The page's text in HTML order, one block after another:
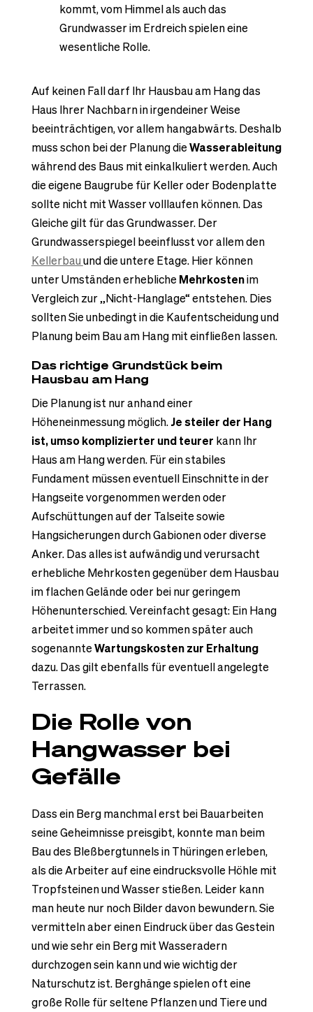
kommt, vom Himmel als auch das
Grundwasser im Erdreich spielen eine
wesentliche Rolle.
Auf keinen Fall darf Ihr Hausbau am Hang das
Haus Ihrer Nachbarn in irgendeiner Weise
beeinträchtigen, vor allem hangabwärts. Deshalb
muss schon bei der Planung dieWasserableitung
während des Baus mit einkalkuliert werden. Auch
die eigene Baugrube für Keller oder Bodenplatte
sollte nicht mit Wasser volllaufen können. Das
Gleiche gilt für das Grundwasser. Der
Grundwasserspiegel beeinflusst vor allem den
Kellerbauund die untere Etage. Hier können
unter Umständen erhebliche Mehrkostenim
Vergleich zur „Nicht-Hanglage“ entstehen. Dies
sollten Sie unbedingt in die Kaufentscheidung und
Planung beim Bau am Hang mit einfließen lassen.
Das richtige Grundstück beim
Hausbau am Hang
Die Planung ist nur anhand einer
Höheneinmessung möglich.Je steiler der Hang
ist, umso komplizierter und teurer kann Ihr
Haus am Hang werden. Für ein stabiles
Fundament müssen eventuell Einschnitte in der
Hangseite vorgenommen werden oder
Aufschüttungen auf der Talseite sowie
Hangsicherungen durch Gabionen oder diverse
Anker. Das alles ist aufwändig und verursacht
erhebliche Mehrkosten gegenüber dem Hausbau
im flachen Gelände oder bei nur geringem
Höhenunterschied. Vereinfacht gesagt: Ein Hang
arbeitet immer und so kommen später auch
sogenannteWartungskosten zur Erhaltung
dazu. Das gilt ebenfalls für eventuell angelegte
Terrassen.
Die Rolle von
Hangwasser bei
Gefälle
Dass ein Berg manchmal erst bei Bauarbeiten
seine Geheimnisse preisgibt, konnte man beim
Bau des Bleßbergtunnels in Thüringen erleben,
als die Arbeiter auf eine eindrucksvolle Höhle mit
Tropfsteinen und Wasser stießen. Leider kann
man heute nur noch Bilder davon bewundern. Sie
vermitteln aber einen Eindruck über das Gestein
und wie sehr ein Berg mit Wasseradern
durchzogen sein kann und wie wichtig der
Naturschutz ist. Berghänge spielen oft eine
große Rolle für seltene Pflanzen und Tiere und